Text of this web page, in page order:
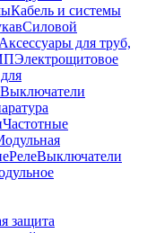
Кабель и системы
Силовой
Аксессуары для труб,
Электрощитовое
Выключатели
Частотные
РелеВыключатели
защита